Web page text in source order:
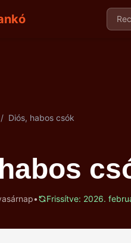
/ Diós, habos csók
• Frissítve: 2026.